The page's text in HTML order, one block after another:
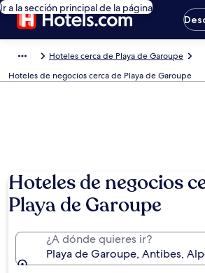
Ir a la sección principal de la página
Hoteles cerca de Playa de Garoupe
Hoteles de negocios cerca de Playa de Garoupe
Hoteles de negocios
Playa de Garoupe
¿A dónde quieres ir?
Playa de Garoupe, Antibes,